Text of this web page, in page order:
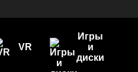
VR
Игры
и
диски